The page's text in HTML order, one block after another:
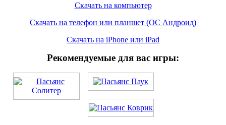
Скачать на компьютер
Скачать на телефон или планшет (ОС Андроид)
Скачать на iPhone или iPad
Рекомендуемые для вас игры: